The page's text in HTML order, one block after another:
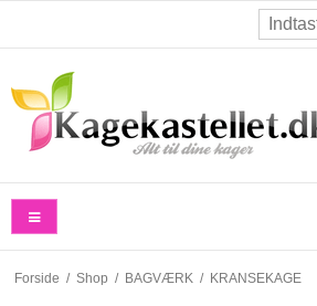
Forside / Shop / BAGVÆRK / KRANSEKAGE